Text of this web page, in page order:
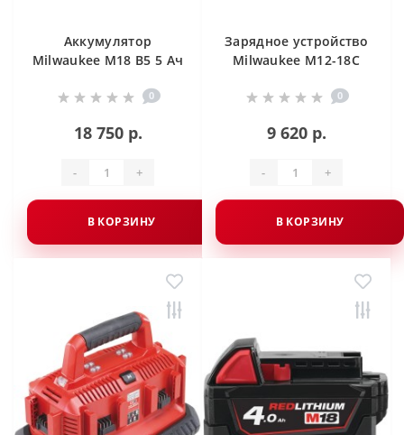
Аккумулятор
Milwaukee M18 B5 5 Ач
0
18 750 р.
- +
В КОРЗИНУ
Зарядное устройство
Milwaukee M12-18C
0
9 620 р.
- +
В КОРЗИНУ